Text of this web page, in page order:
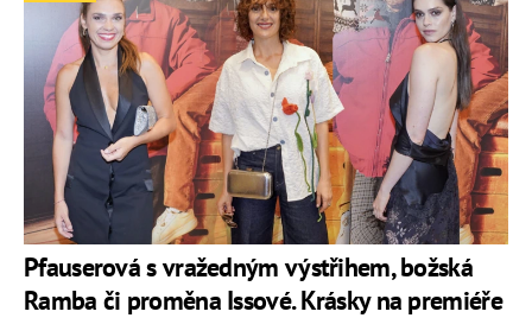
Pfauserová s vražedným výstřihem, božská
Ramba či proměna Issové. Krásky na premiéře